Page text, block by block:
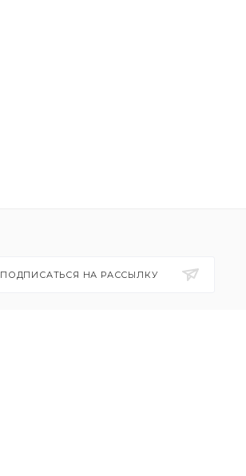
ПОДПИСАТЬСЯ НА РАССЫЛКУ